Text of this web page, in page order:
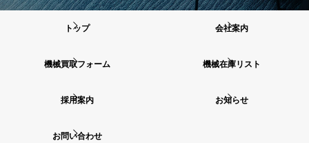
トップ 会社案内
機械買取フォーム 機械在庫リスト
採用案内 お知らせ
お問い合わせ